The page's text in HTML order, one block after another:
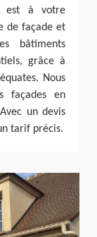
est à votre
de façade et
bâtiments
grâce à
Nous
façades en
un devis
tarif précis.